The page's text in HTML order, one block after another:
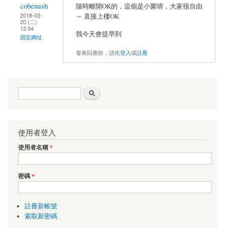
cobenash
2018-03-
20 (二)
12:34
固定網址
隨時離開OK的，這個是小聚唷，大家很自由
～ 直接上樓OK
我今天會提早到
發表回應前，請先登入或註冊
搜尋表單
使用者登入
使用者名稱*
密碼*
註冊新帳號
索取新密碼